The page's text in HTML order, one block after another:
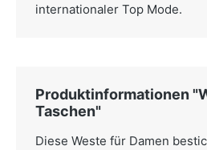
internationaler Top Mode.
Produktinformationen
Taschen"
Diese Weste für Damen